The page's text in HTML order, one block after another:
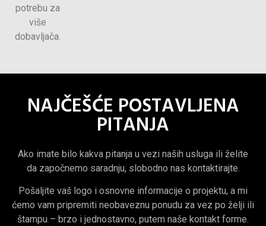
potrebu za
više
dobavljača.
NAJČEŠĆE POSTAVLJENA
PITANJA
Ako imate bilo kakva pitanja u vezi naših usluga ili želite
da započnemo saradnju, slobodno nas kontaktirajte.
Pošaljite vaš logo i osnovne informacije o projektu, a mi
ćemo vam pripremiti neobaveznu ponudu za vez po želji ili
štampu – brzo i jednostavno, putem naše kontakt forme.